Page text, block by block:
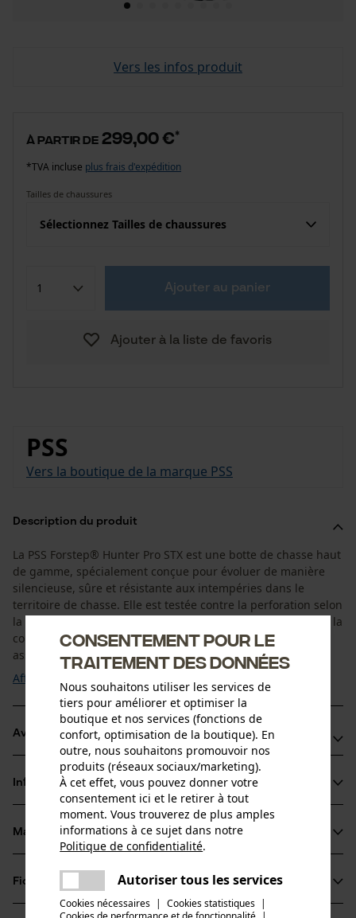
Vers les infos produit
à partir de 299,00 €*
*TVA incluse plus frais d'expédition
Tailles de chaussures
Sélectionnez Tailles de chaussures
Ajouter au panier
Ajouter à la liste de favoris
PSS
Vers la boutique de la marque PSS
Description du produit
La PSS Forstep® Hunter Pro STX est une botte de chasse haut
de gamme, spécialement conçue pour évoluer de manière
silencieuse, sûre et résistante aux intempéries dans le
territoire de chasse. Elle est testée contre la perforation selon
la norme EN ISO 13567 et offre également une résistance à la
coupure conforme à la norme EN 388 niveau 1. Cette botte
associe des matériaux ...
Afficher plus
Avantages du produit
Déplacement silencieux grâce à une tige spécialement
conçue pour réduire le bruit
Coupe-vent, imperméable et respirante grâce à la
membrane Sympatex®
Soufflet anti-saletés rehaussé pour une meilleure
protection
Informations sur le produit
Détails du produit
Type dactivité
Chasser
Matériau & entretien
Matériau
Fiches techniques
Fiche de données de sécurité du produit (PDF)
Consentement pour le
traitement des données
Nous souhaitons utiliser les services de
tiers pour améliorer et optimiser la
boutique et nos services (fonctions de
confort, optimisation de la boutique). En
outre, nous souhaitons promouvoir nos
produits (réseaux sociaux/marketing).
À cet effet, vous pouvez donner votre
consentement ici et le retirer à tout
moment. Vous trouverez de plus amples
informations à ce sujet dans notre
Politique de confidentialité.
Autoriser tous les services
Cookies nécessaires | Cookies statistiques |
Une erreur s'est produite. Veuillez
essayer encore.
partager
partager